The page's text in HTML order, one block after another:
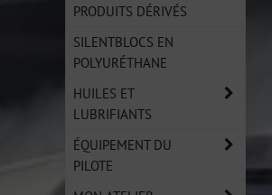
PRODUITS DÉRIVÉS
SILENTBLOCS EN
POLYURÉTHANE
HUILES ET
LUBRIFIANTS
ÉQUIPEMENT DU
PILOTE